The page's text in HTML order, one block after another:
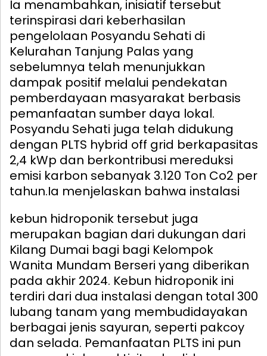
Ia menambahkan, inisiatif tersebut
terinspirasi dari keberhasilan
pengelolaan Posyandu Sehati di
Kelurahan Tanjung Palas yang
sebelumnya telah menunjukkan
dampak positif melalui pendekatan
pemberdayaan masyarakat berbasis
pemanfaatan sumber daya lokal.
Posyandu Sehati juga telah didukung
dengan PLTS hybrid off grid berkapasitas
2,4 kWp dan berkontribusi mereduksi
emisi karbon sebanyak 3.120 Ton Co2 per
tahun.Ia menjelaskan bahwa instalasi
kebun hidroponik tersebut juga
merupakan bagian dari dukungan dari
Kilang Dumai bagi bagi Kelompok
Wanita Mundam Berseri yang diberikan
pada akhir 2024. Kebun hidroponik ini
terdiri dari dua instalasi dengan total 300
lubang tanam yang membudidayakan
berbagai jenis sayuran, seperti pakcoy
dan selada. Pemanfaatan PLTS ini pun